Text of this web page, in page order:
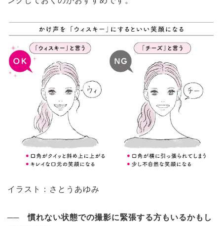
イラスト： さとうあゆみ
── 慣れない状態での撮影に緊張する方もいるかもし